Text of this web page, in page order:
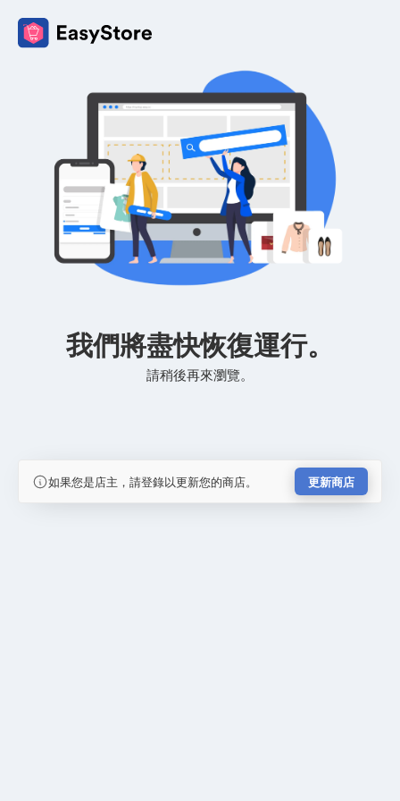
我們將盡快恢復運行。
請稍後再來瀏覽。
如果您是店主，請登錄以更新您的商店。 更新商店